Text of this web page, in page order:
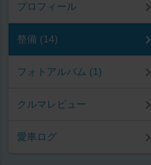
プロフィール
整備 (14)
フォトアルバム (1)
クルマレビュー
愛車ログ